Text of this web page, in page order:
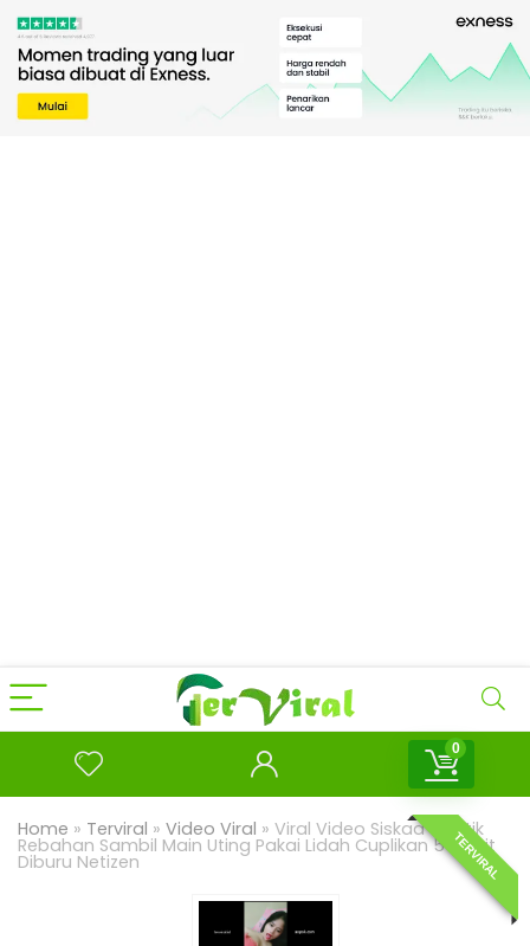
0
Home » Terviral » Video Viral » Viral Video Siskaa Cantik
Rebahan Sambil Main Uting Pakai Lidah Cuplikan 5 Menit
Diburu Netizen TERVIRAL